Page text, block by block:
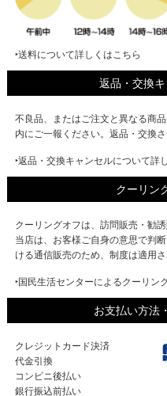
‣送料について詳しくはこちら
返品・交換
不良品、またはご注文と異なる商
内にご一報ください。返品・交換さ
‣返品・交換キャンセルについて詳
クーリン
クーリングオフは、訪問販売・勧
当店は、お客様ご自身の意思で判
ける通信販売のため、制度は適用
‣国民生活センターによるクーリン
お支払い方法
クレジットカード決済
代金引換
コンビニ後払い
銀行振込前払い